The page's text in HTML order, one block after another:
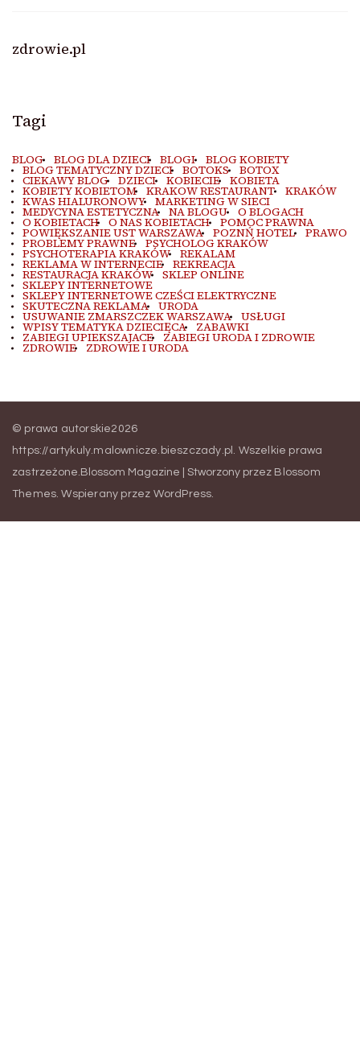
zdrowie.pl
Tagi
BLOG BLOG DLA DZIECI BLOGI BLOG KOBIETY
BLOG TEMATYCZNY DZIECI BOTOKS BOTOX
CIEKAWY BLOG DZIECI KOBIECIE KOBIETA
KOBIETY KOBIETOM KRAKOW RESTAURANT KRAKÓW
KWAS HIALURONOWY MARKETING W SIECI
MEDYCYNA ESTETYCZNA NA BLOGU O BLOGACH
O KOBIETACH O NAS KOBIETACH POMOC PRAWNA
POWIĘKSZANIE UST WARSZAWA POZNŃ HOTEL PRAWO
PROBLEMY PRAWNE PSYCHOLOG KRAKÓW
PSYCHOTERAPIA KRAKÓW REKALAM
REKLAMA W INTERNECIE REKREACJA
RESTAURACJA KRAKÓW SKLEP ONLINE
SKLEPY INTERNETOWE
SKLEPY INTERNETOWE CZEŚCI ELEKTRYCZNE
SKUTECZNA REKLAMA URODA
USUWANIE ZMARSZCZEK WARSZAWA USŁUGI
WPISY TEMATYKA DZIECIĘCA ZABAWKI
ZABIEGI UPIEKSZAJACE ZABIEGI URODA I ZDROWIE
ZDROWIE ZDROWIE I URODA
© prawa autorskie2026
https://artykuly.malownicze.bieszczady.pl . Wszelkie prawa
zastrzeżone. Blossom Magazine | Stworzony przez Blossom
Themes. Wspierany przez WordPress.